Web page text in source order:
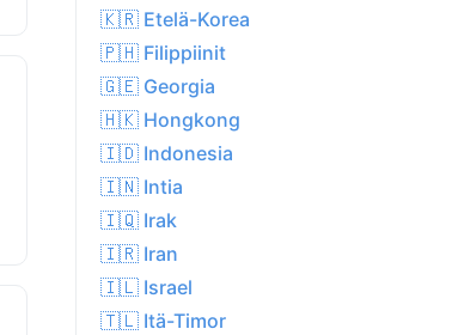
🇰🇷 Etelä-Korea
🇵🇭 Filippiinit
🇬🇪 Georgia
🇭🇰 Hongkong
🇮🇩 Indonesia
🇮🇳 Intia
🇮🇶 Irak
🇮🇷 Iran
🇮🇱 Israel
🇹🇱 Itä-Timor